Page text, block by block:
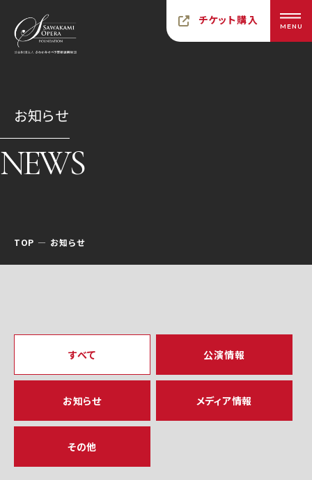
チケット購入 MENU
お知らせ
NEWS
TOP お知らせ
すべて 公演情報
お知らせ メディア情報
その他